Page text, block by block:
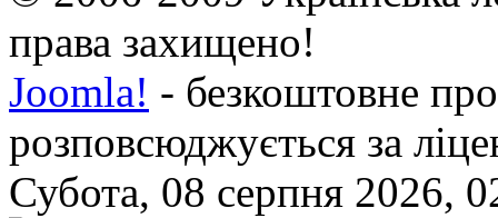
права захищено!
Joomla! - безкоштовне
розповсюджується за
Субота, 08 серпня 2026,